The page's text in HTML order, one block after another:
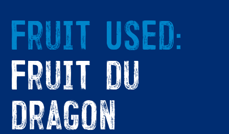
Fruit Used:
Fruit du
dragon